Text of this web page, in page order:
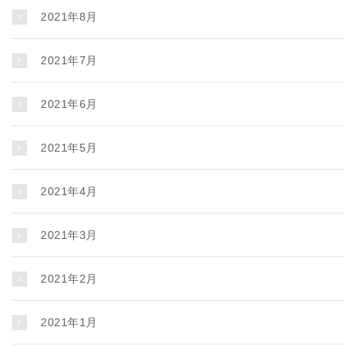
2021年8月
2021年7月
2021年6月
2021年5月
2021年4月
2021年3月
2021年2月
2021年1月